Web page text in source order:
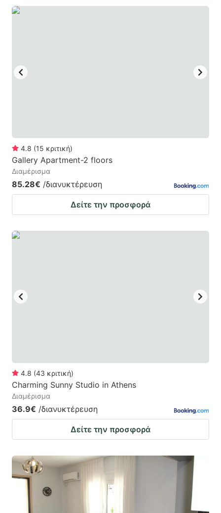
4.8 (15 κριτική)
Gallery Apartment-2 floors
Διαμέρισμα
85.28€ /διανυκτέρευση
Δείτε την προσφορά
4.8 (43 κριτική)
Charming Sunny Studio in Athens
Διαμέρισμα
36.9€ /διανυκτέρευση
Δείτε την προσφορά